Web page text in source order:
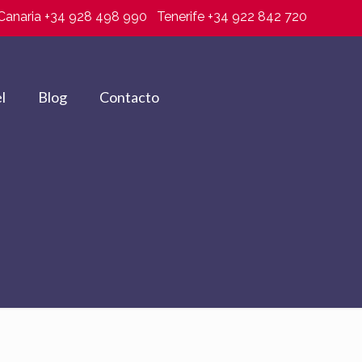
+34 928 498 990 Tenerife +34 922 842 720
Blog Contacto